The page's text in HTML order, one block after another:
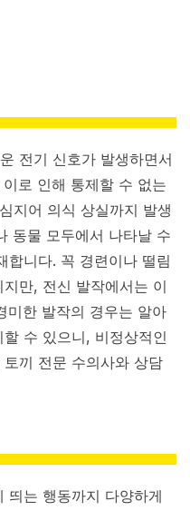
전기 신호가 발생하면서
로 인해 통제할 수 없는
지어 의식 상실까지 발생
동물 모두에서 나타날 수
합니다. 꼭 경련이나 떨림
만, 전신 발작에서는 이
미한 발작의 경우는 알아
수 있으니, 비정상적인
끼 전문 수의사와 상담
띄는 행동까지 다양하게